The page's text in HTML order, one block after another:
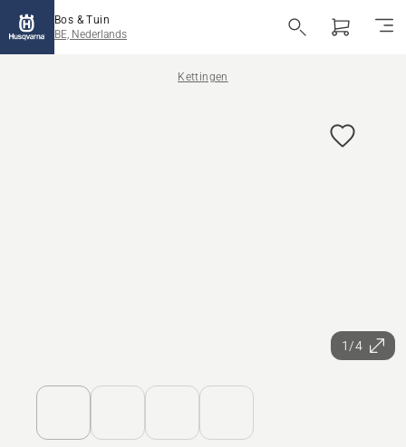
Bos & Tuin
BE, Nederlands
Kettingen
1/4